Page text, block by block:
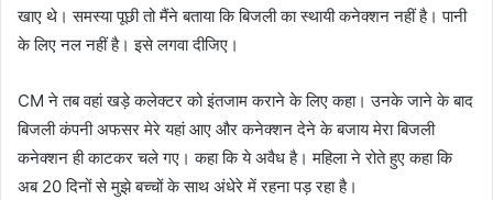
खाए थे। समस्या पूछी तो मैंने बताया कि बिजली का स्थायी कनेक्शन नहीं है। पानी
के लिए नल नहीं है। इसे लगवा दीजिए।
CM ने तब वहां खड़े कलेक्टर को इंतजाम कराने के लिए कहा। उनके जाने के बाद
बिजली कंपनी अफसर मेरे यहां आए और कनेक्शन देने के बजाय मेरा बिजली
कनेक्शन ही काटकर चले गए। कहा कि ये अवैध है। महिला ने रोते हुए कहा कि
अब 20 दिनों से मुझे बच्चों के साथ अंधेरे में रहना पड़ रहा है।